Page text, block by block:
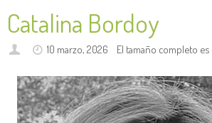
Catalina Bordoy
10 marzo, 2026 El tamaño completo es